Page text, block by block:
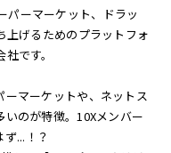
パーマーケット、ドラッ
上げるためのプラットフォ
です。
マーケットや、ネットス
のが特徴。10Xメンバー
...！？